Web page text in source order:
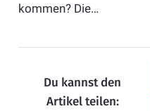
kommen? Die…
Du kannst den
Artikel teilen: